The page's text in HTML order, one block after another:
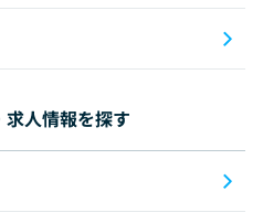
人情報を探す